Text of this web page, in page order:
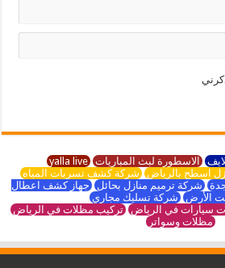
الاسطورة لبث المباريات yalla live
اسطح بالرياض شركة كشف تسربات المياه
شركة ترميم منازل بحائل جهاز كشف اعطال
الأرض شركة تسليك مجاري
سيارات في الرياض تركيب مظلات في الرياض
مظلات وسواتر